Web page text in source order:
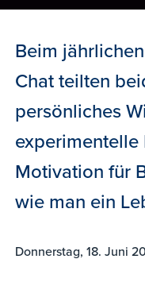
Beim
Chat teilten
persönliches
experimentelle
Motivation für
wie man ein
Donnerstag, 18. Juni